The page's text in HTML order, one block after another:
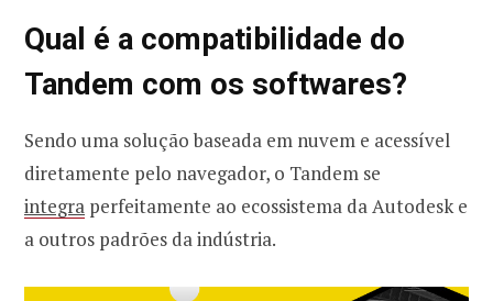
Qual é a compatibilidade do
Tandem com os softwares?
Sendo uma solução baseada em nuvem e acessível
diretamente pelo navegador, o Tandem se
integra perfeitamente ao ecossistema da Autodesk e
a outros padrões da indústria.